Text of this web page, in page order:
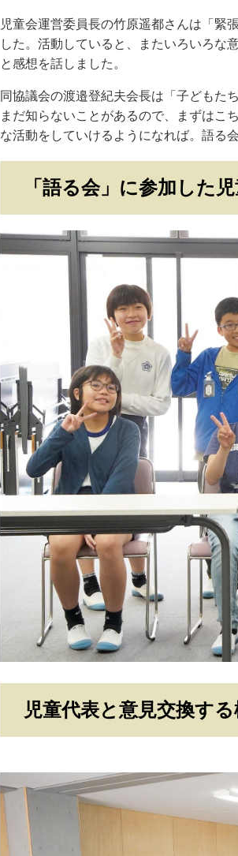
児童会運営委員長の竹原遥都さんは「緊
した。活動していると、またいろいろな
と感想を話しました。
同協議会の渡邉登紀夫会長は「子どもた
まだ知らないことがあるので、まずはこ
な活動をしていけるようになれば。語る
「語る会」に参加した
児童代表と意見交換す